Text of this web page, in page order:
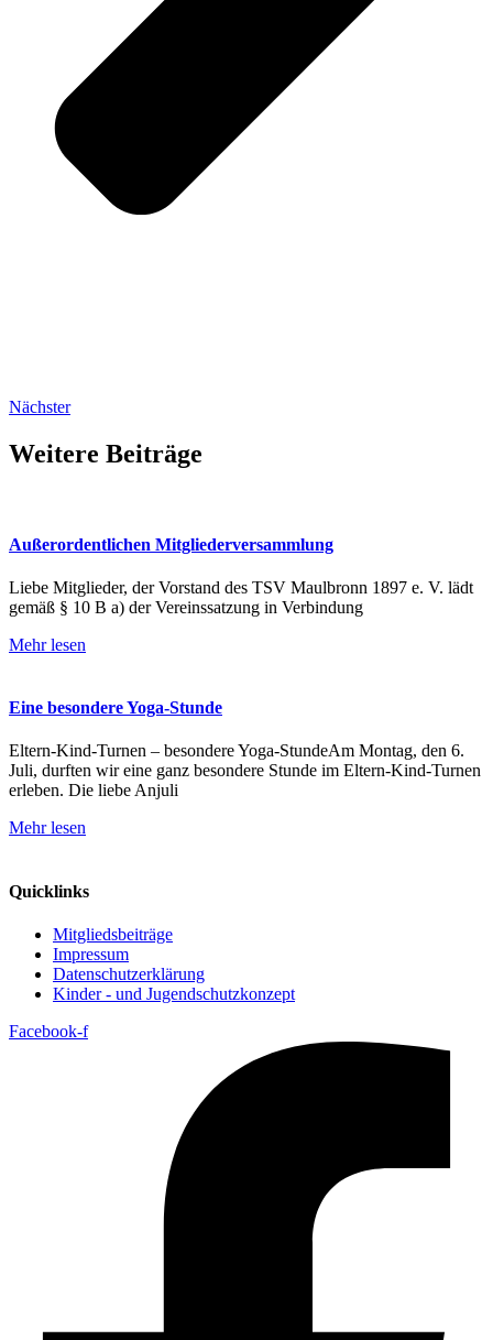
Nächster
Weitere Beiträge
Außerordentlichen Mitgliederversammlung
Liebe Mitglieder, der Vorstand des TSV Maulbronn 1897 e. V. lädt
gemäß § 10 B a) der Vereinssatzung in Verbindung
Mehr lesen
Eine besondere Yoga-Stunde
Eltern-Kind-Turnen – besondere Yoga-StundeAm Montag, den 6.
Juli, durften wir eine ganz besondere Stunde im Eltern-Kind-Turnen
erleben. Die liebe Anjuli
Mehr lesen
Quicklinks
Mitgliedsbeiträge
Impressum
Datenschutzerklärung
Kinder - und Jugendschutzkonzept
Facebook-f